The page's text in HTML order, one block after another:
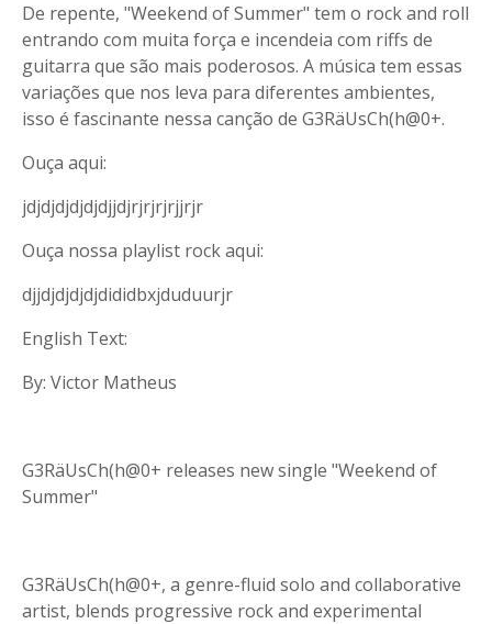
De repente, "Weekend of Summer" tem o rock and roll
entrando com muita força e incendeia com riffs de
guitarra que são mais poderosos. A música tem essas
variações que nos leva para diferentes ambientes,
isso é fascinante nessa canção de G3RäUsCh(h@0+.
Ouça aqui:
jdjdjdjdjdjdjjdjrjrjrjrjjrjr
Ouça nossa playlist rock aqui:
djjdjdjdjdjdididbxjduduurjr
English Text:
By: Victor Matheus
G3RäUsCh(h@0+ releases new single "Weekend of
Summer"
G3RäUsCh(h@0+, a genre-fluid solo and collaborative
artist, blends progressive rock and experimental